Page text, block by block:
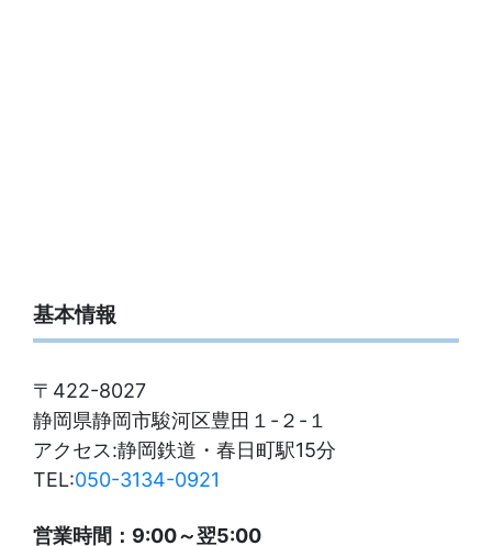
基本情報
〒422-8027
静岡県静岡市駿河区豊田１-２-１
アクセス:静岡鉄道・春日町駅15分
TEL:050-3134-0921
営業時間：9:00～翌5:00